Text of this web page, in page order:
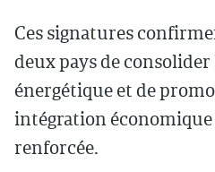
Ces signatures
deux pays de
énergétique et de
intégration
renforcée.